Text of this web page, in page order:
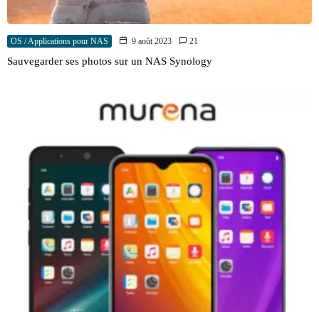
OS / Applications pour NAS 9 août 2023 21
Sauvegarder ses photos sur un NAS Synology